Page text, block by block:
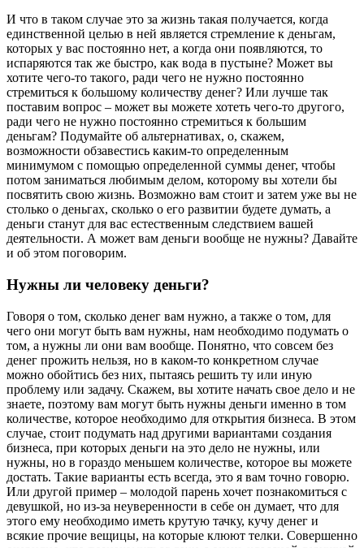
И что в таком случае это за жизнь такая получается, когда
единственной целью в ней является стремление к деньгам,
которых у вас постоянно нет, а когда они появляются, то
испаряются так же быстро, как вода в пустыне? Может вы
хотите чего-то такого, ради чего не нужно постоянно
стремиться к большому количеству денег? Или лучше так
поставим вопрос – может вы можете хотеть чего-то другого,
ради чего не нужно постоянно стремиться к большим
деньгам? Подумайте об альтернативах, о, скажем,
возможности обзавестись каким-то определенным
минимумом с помощью определенной суммы денег, чтобы
потом заниматься любимым делом, которому вы хотели бы
посвятить свою жизнь. Возможно вам стоит и затем уже вы не
столько о деньгах, сколько о его развитии будете думать, а
деньги станут для вас естественным следствием вашей
деятельности. А может вам деньги вообще не нужны? Давайте
и об этом поговорим.
Нужны ли человеку деньги?
Говоря о том, сколько денег вам нужно, а также о том, для
чего они могут быть вам нужны, нам необходимо подумать о
том, а нужны ли они вам вообще. Понятно, что совсем без
денег прожить нельзя, но в каком-то конкретном случае
можно обойтись без них, пытаясь решить ту или иную
проблему или задачу. Скажем, вы хотите начать свое дело и не
знаете, поэтому вам могут быть нужны деньги именно в том
количестве, которое необходимо для открытия бизнеса. В этом
случае, стоит подумать над другими вариантами создания
бизнеса, при которых деньги на это дело не нужны, или
нужны, но в гораздо меньшем количестве, которое вы можете
достать. Такие варианты есть всегда, это я вам точно говорю.
Или другой пример – молодой парень хочет познакомиться с
девушкой, но из-за неуверенности в себе он думает, что для
этого ему необходимо иметь крутую тачку, кучу денег и
всякие прочие вещицы, на которые клюют телки. Совершенно